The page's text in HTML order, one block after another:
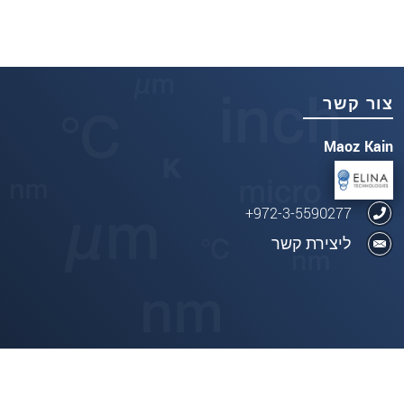
צור קשר
Maoz Kain
972-3-5590277+
ליצירת קשר